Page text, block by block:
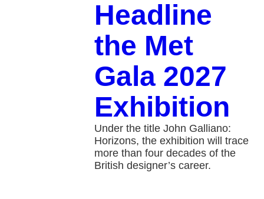
Headline
the Met
Gala 2027
Exhibition
Under the title John Galliano:
Horizons, the exhibition will trace
more than four decades of the
British designer’s career.